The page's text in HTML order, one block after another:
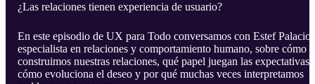
¿Las relaciones tienen experiencia de usuario?
En este episodio de UX para Todo conversamos con Estef
especialista en relaciones y comportamiento humano, sobre cómo
construimos nuestras relaciones, qué papel juegan las expectativas,
cómo evoluciona el deseo y por qué muchas veces interpretamos